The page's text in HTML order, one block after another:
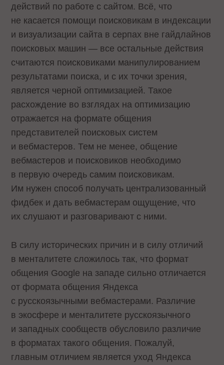
действий по работе с сайтом. Всё, что
не касается помощи поисковикам в индексации
и визуализации сайта в серпах вне гайдлайнов
поисковых машин — все остальные действия
считаются поисковиками манипулированием
результатами поиска, и с их точки зрения,
является черной оптимизацией. Такое
расхождение во взглядах на оптимизацию
отражается на формате общения
представителей поисковых систем
и вебмастеров. Тем не менее, общение
вебмастеров и поисковиков необходимо
в первую очередь самим поисковикам.
Им нужен способ получать централизованный
фидбек и дать вебмастерам ощущение, что
их слушают и разговаривают с ними.
В силу исторических причин и в силу отличий
в менталитете сложилось так, что формат
общения Google на западе сильно отличается
от формата общения Яндекса
с русскоязычными вебмастерами. Различие
в экосфере и менталитете русскоязычного
и западных сообществ обусловило различие
в форматах такого общения. Пожалуй,
главным отличием является уход Яндекса